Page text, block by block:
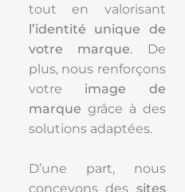
tout en valorisant
l’identité unique de
votre marque. De
plus, nous renforçons
votre image de
marque grâce à des
solutions adaptées.
D’une part, nous
concevons des sites